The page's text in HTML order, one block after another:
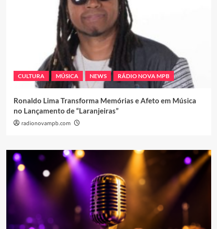
CULTURA MÚSICA NEWS RÁDIO NOVA MPB
Ronaldo Lima Transforma Memórias e Afeto em Música
no Lançamento de “Laranjeiras”
radionovampb.com